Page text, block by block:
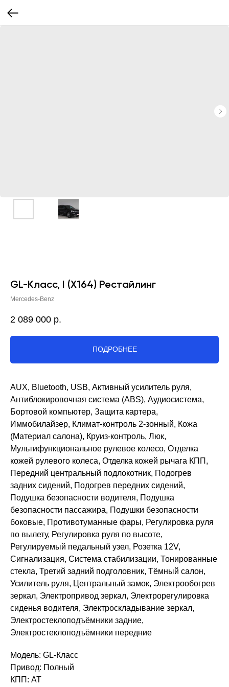
GL-Класс, I (X164) Рестайлинг
Mercedes-Benz
2 089 000 р.
ПОДРОБНЕЕ
AUX, Bluetooth, USB, Активный усилитель руля,
Антиблокировочная система (ABS), Аудиосистема,
Бортовой компьютер, Защита картера,
Иммобилайзер, Климат-контроль 2-зонный, Кожа
(Материал салона), Круиз-контроль, Люк,
Мультифункциональное рулевое колесо, Отделка
кожей рулевого колеса, Отделка кожей рычага КПП,
Передний центральный подлокотник, Подогрев
задних сидений, Подогрев передних сидений,
Подушка безопасности водителя, Подушка
безопасности пассажира, Подушки безопасности
боковые, Противотуманные фары, Регулировка руля
по вылету, Регулировка руля по высоте,
Регулируемый педальный узел, Розетка 12V,
Сигнализация, Система стабилизации, Тонированные
стекла, Третий задний подголовник, Тёмный салон,
Усилитель руля, Центральный замок, Электрообогрев
зеркал, Электропривод зеркал, Электрорегулировка
сиденья водителя, Электроскладывание зеркал,
Электростеклоподъёмники задние,
Электростеклоподъёмники передние
Модель: GL-Класс
Привод: Полный
КПП: AT